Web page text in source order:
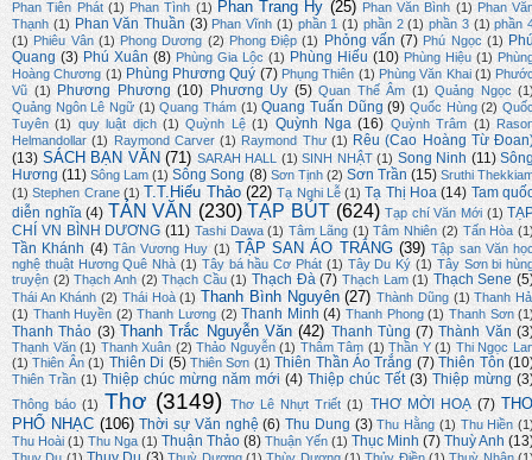
Phan Tiên Phát (1) Phan Tình (1) Phan Trang Hy (25) Phan Văn Bình (1) Phan
Thạnh (1) Phan Văn Thuần (3) Phan Vĩnh (1) phần 1 (1) phần 2 (1) phần 3 (1) phần
(1) Phiêu Vân (1) Phong Dương (2) Phong Điệp (1) Phỏng vấn (7) Phú Ngọc (1)
Quang (3) Phú Xuân (8) Phùng Gia Lộc (1) Phùng Hiếu (10) Phùng Hiệu (1)
Hoàng Chương (1) Phùng Phương Quý (7) Phụng Thiên (1) Phùng Văn Khai (1)
Vũ (1) Phương Phương (10) Phương Uy (5) Quan Thế Âm (1) Quảng Ngọc
Quảng Ngôn Lê Ngữ (1) Quang Thám (1) Quang Tuấn Dũng (9) Quốc Hùng (2)
Tuyên (1) quy luật dịch (1) Quỳnh Lệ (1) Quỳnh Nga (16) Quỳnh Trâm (1)
Helmandollar (1) Raymond Carver (1) Raymond Thư (1) Rêu (Cao Hoàng Từ
(13) SÁCH BẠN VĂN (71) SARAH HALL (1) SINH NHẬT (1) Song Ninh (11)
Hương (11) Sông Lam (1) Sông Song (8) Sơn Tịnh (2) Sơn Trần (15) Sruthi
(1) Stephen Crane (1) T.T.Hiếu Thảo (22) Tạ Nghi Lễ (1) Tạ Thị Hoa (14) Tam
diễn nghĩa (4) TẢN VĂN (230) TẠP BÚT (624) Tạp chí Văn Mới (1)
CHÍ VN BÌNH DƯƠNG (11) Tashi Dawa (1) Tâm Lãng (1) Tâm Nhiên (2) Tấn Hòa
Tần Khánh (4) Tân Vương Huy (1) TẬP SAN ÁO TRẮNG (39) Tập san Văn
nghệ thuật Hương Quê Nhà (1) Tây bá hầu Cơ Phát (1) Tây Du Ký (1) Tây Sơn bi
truyện (2) Thạch Anh (2) Thạch Cầu (1) Thạch Đà (7) Thạch Lam (1) Thạch Sene
Thái An Khánh (2) Thái Hoà (1) Thanh Bình Nguyên (27) Thành Dũng (1) Thanh
(1) Thanh Huyền (2) Thanh Lương (2) Thanh Minh (4) Thanh Phong (1) Thanh Sơn
Thanh Thảo (3) Thanh Trắc Nguyễn Văn (42) Thanh Tùng (7) Thành Văn
Thạnh Văn (1) Thanh Xuân (2) Thảo Nguyễn (1) Thâm Tâm (1) Thần Y (1) Thi Ngọc
(1) Thiên Ân (1) Thiên Di (5) Thiên Sơn (1) Thiên Thần Áo Trắng (7) Thiên Tôn
Thiên Trần (1) Thiệp chúc mừng năm mới (4) Thiệp chúc Tết (3) Thiệp mừng
Thông báo (1) Thơ (3149) Thơ Lê Nhựt Triết (1) THƠ MỜI HOẠ (7)
PHỔ NHẠC (106) Thời sự Văn nghệ (6) Thu Dung (3) Thu Hằng (1) Thu Hiền
Thu Hoài (1) Thu Nga (1) Thuận Thảo (8) Thuận Yến (1) Thục Minh (7) Thuỳ Anh